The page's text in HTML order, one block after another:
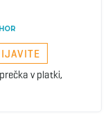
v platki,